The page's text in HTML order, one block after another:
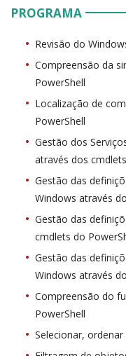
PROGRAMA
Revisão do
Compreensão da
PowerShell
Localização de
PowerShell
Gestão dos
através dos
Gestão das
Windows através
Gestão das
cmdlets do
Gestão das
Windows através
Compreensão do
PowerShell
Selecionar,